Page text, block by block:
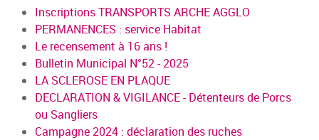
Inscriptions TRANSPORTS ARCHE AGGLO
PERMANENCES : service Habitat
Le recensement à 16 ans !
Bulletin Municipal N°52 - 2025
LA SCLEROSE EN PLAQUE
DECLARATION & VIGILANCE - Détenteurs de Porcs
ou Sangliers
Campagne 2024 : déclaration des ruches